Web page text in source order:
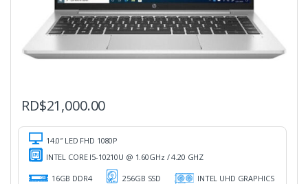
RD$21,000.00
14.0″ LED FHD 1080P
INTEL CORE I5-10210U @ 1.60GHz / 4.20 GHZ
16GB DDR4 256GB SSD INTEL UHD GRAPHICS